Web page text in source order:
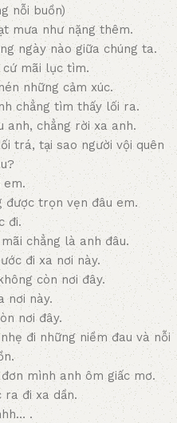
nỗi buồn)
mưa như nặng thêm.
ngày nào giữa chúng ta.
mãi lục tìm.
những cảm xúc.
chẳng tìm thấy lối ra.
anh, chẳng rời xa anh.
trá, tại sao người vội quên
em.
được trọn vẹn đâu em.
đi.
chẳng là anh đâu.
đi xa nơi này.
còn nơi đây.
nơi này.
nơi đây.
đi những niềm đau và nỗi
mình anh ôm giấc mơ.
ra đi xa dần.
.